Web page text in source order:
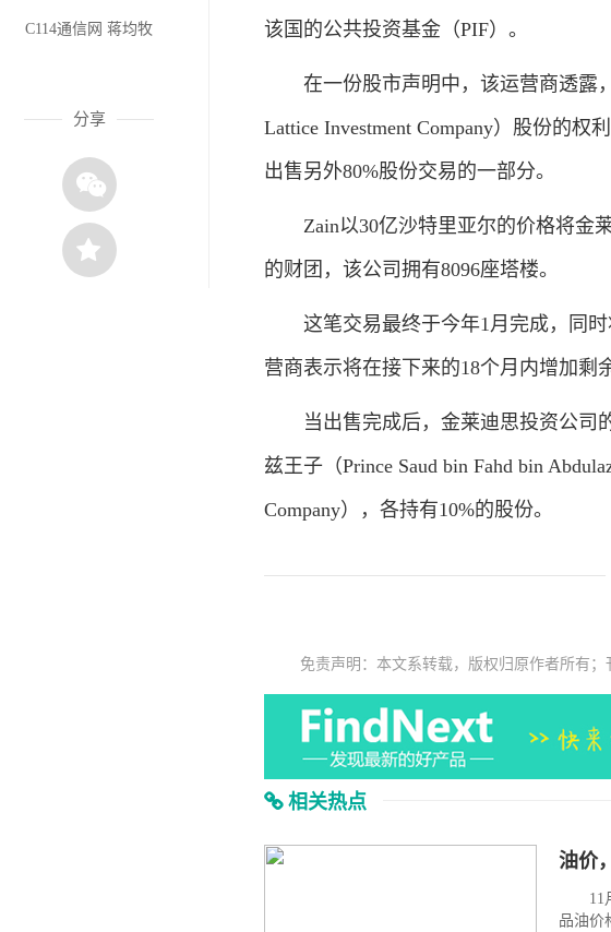
C114通信网 蒋均牧
分享
该国的公共投资基金（PIF）。
在一份股市声明中，该运营商透露，
Lattice Investment Company）股份的
出售另外80%股份交易的一部分。
Zain以30亿沙特里亚尔的价格将金莱
的财团，该公司拥有8096座塔楼。
这笔交易最终于今年1月完成，同时
营商表示将在接下来的18个月内增加剩
当出售完成后，金莱迪思投资公司的
兹王子（Prince Saud bin Fahd bin
Company），各持有10%的股份。
免责声明：本文系转载，版权归原作者所有
相关热点
油价
11月
品油价